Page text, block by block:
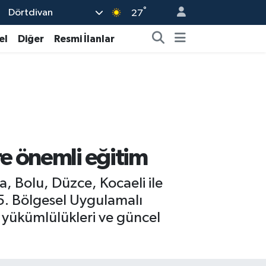
Dörtdivan 27°
Diğer Resmi İlanlar
önemli eğitim
Bolu, Düzce, Kocaeli ile
Bölgesel Uygulamalı
ve güncel